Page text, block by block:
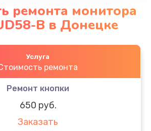
ремонта монитора
B в Донецке
Услуга
ремонта
Ремонт кнопки
650 руб.
Заказать